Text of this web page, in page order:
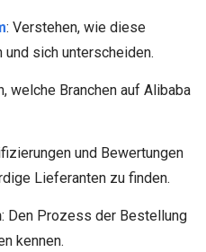
: Verstehen, wie diese
sich unterscheiden.
welche Branchen auf Alibaba
und Bewertungen
Lieferanten zu finden.
: Den Prozess der Bestellung
kennen.